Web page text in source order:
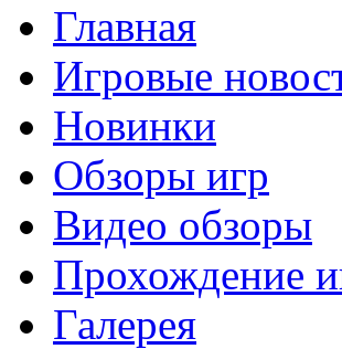
Главная
Игровые
Новинки
Обзоры игр
Видео обзоры
Прохождение
Галерея